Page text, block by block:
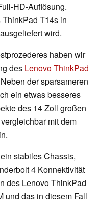
HD-Auflösung.
T14s in
wird.
haben wir
des Lenovo ThinkPad
der sparsameren
ein etwas besseres
des 14 Zoll großen
mit dem
stabiles Chassis,
4 Konnektivität
des Lenovo ThinkPad
und das in diesem Fall